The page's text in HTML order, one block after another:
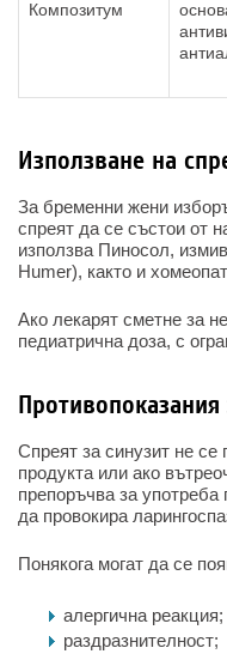
Композитум
Използване на
За бременни жени
спреят да се състои от
използва Пиносол,
Humer), както и
Ако лекарят сметне за
педиатрична доза, с
Спреят за синузит не се
продукта или ако
препоръчва за
да провокира
Понякога могат да се
алергична реакция;
раздразнителност;